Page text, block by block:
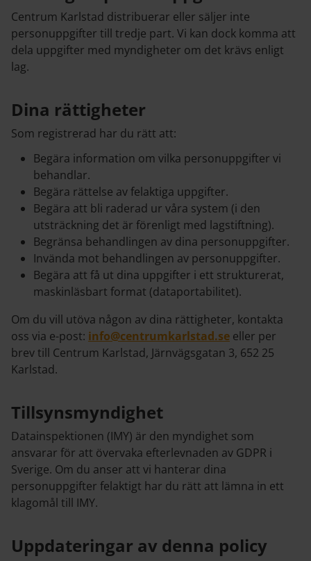
Centrum Karlstad distribuerar eller säljer inte
personuppgifter till tredje part. Vi kan dock komma att
dela uppgifter med myndigheter om det krävs enligt
lag.
Dina rättigheter
Som registrerad har du rätt att:
Begära information om vilka personuppgifter vi
behandlar.
Begära rättelse av felaktiga uppgifter.
Begära att bli raderad ur våra system (i den
utsträckning det är förenligt med lagstiftning).
Begränsa behandlingen av dina personuppgifter.
Invända mot behandlingen av personuppgifter.
Begära att få ut dina uppgifter i ett strukturerat,
maskinläsbart format (dataportabilitet).
Om du vill utöva någon av dina rättigheter, kontakta
oss via e-post: info@centrumkarlstad.se eller per
brev till Centrum Karlstad, Järnvägsgatan 3, 652 25
Karlstad.
Tillsynsmyndighet
Datainspektionen (IMY) är den myndighet som
ansvarar för att övervaka efterlevnaden av GDPR i
Sverige. Om du anser att vi hanterar dina
personuppgifter felaktigt har du rätt att lämna in ett
klagomål till IMY.
Uppdateringar av denna policy